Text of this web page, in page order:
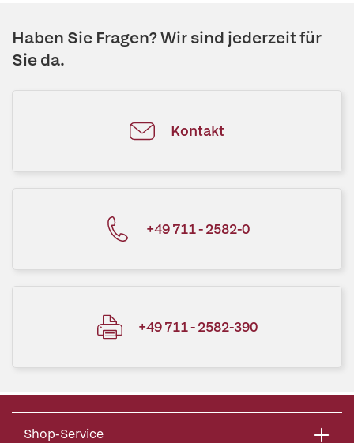
Haben Sie Fragen? Wir sind jederzeit für
Sie da.
Kontakt
+49 711 - 2582-0
+49 711 - 2582-390
Shop-Service